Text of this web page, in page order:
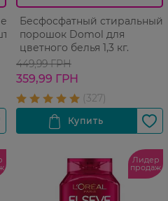
Бесфосфатный стиральный
порошок Domol для
цветного белья 1,3 кг.
449,99 ГРН
359,99 ГРН
Лидер
продаж